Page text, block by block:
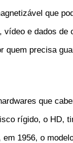
que
e dados
quem precisa
que
rígido, o HD,
1956, o